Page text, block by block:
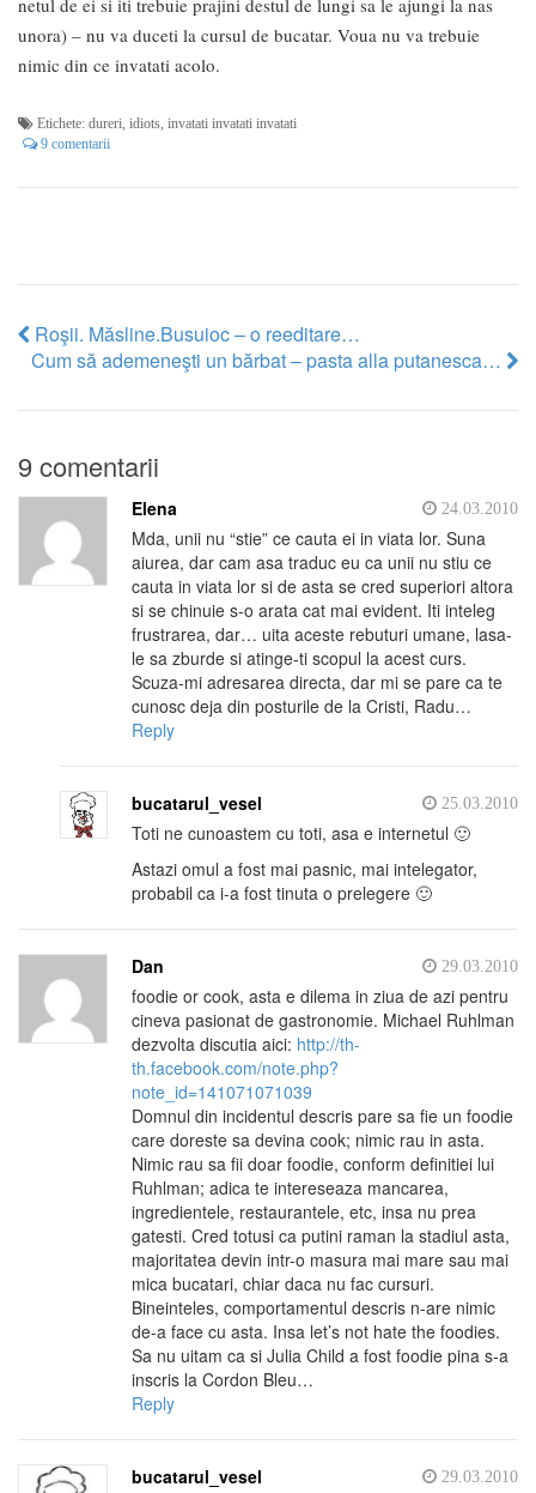
netul de ei si iti trebuie prajini destul de lungi sa le ajungi la nas
unora) – nu va duceti la cursul de bucatar. Voua nu va trebuie
nimic din ce invatati acolo.
Etichete: dureri idiots invatati invatati invatati
9 comentarii
Roşii. Măsline.Busuioc – o reeditare…
Cum să ademeneşti un bărbat – pasta alla putanesca…
9 comentarii
24.03.2010
Elena
Mda, unii nu “stie” ce cauta ei in viata lor. Suna
aiurea, dar cam asa traduc eu ca unii nu stiu ce
cauta in viata lor si de asta se cred superiori altora
si se chinuie s-o arata cat mai evident. Iti inteleg
frustrarea, dar… uita aceste rebuturi umane, lasa-
le sa zburde si atinge-ti scopul la acest curs.
Scuza-mi adresarea directa, dar mi se pare ca te
cunosc deja din posturile de la Cristi, Radu…
Reply
25.03.2010
bucatarul_vesel
Toti ne cunoastem cu toti, asa e internetul 🙂
Astazi omul a fost mai pasnic, mai intelegator,
probabil ca i-a fost tinuta o prelegere 🙂
29.03.2010
Dan
foodie or cook, asta e dilema in ziua de azi pentru
cineva pasionat de gastronomie. Michael Ruhlman
dezvolta discutia aici: http://th-
th.facebook.com/note.php?
note_id=141071071039
Domnul din incidentul descris pare sa fie un foodie
care doreste sa devina cook; nimic rau in asta.
Nimic rau sa fii doar foodie, conform definitiei lui
Ruhlman; adica te intereseaza mancarea,
ingredientele, restaurantele, etc, insa nu prea
gatesti. Cred totusi ca putini raman la stadiul asta,
majoritatea devin intr-o masura mai mare sau mai
mica bucatari, chiar daca nu fac cursuri.
Bineinteles, comportamentul descris n-are nimic
de-a face cu asta. Insa let’s not hate the foodies.
Sa nu uitam ca si Julia Child a fost foodie pina s-a
inscris la Cordon Bleu…
Reply
29.03.2010
bucatarul_vesel